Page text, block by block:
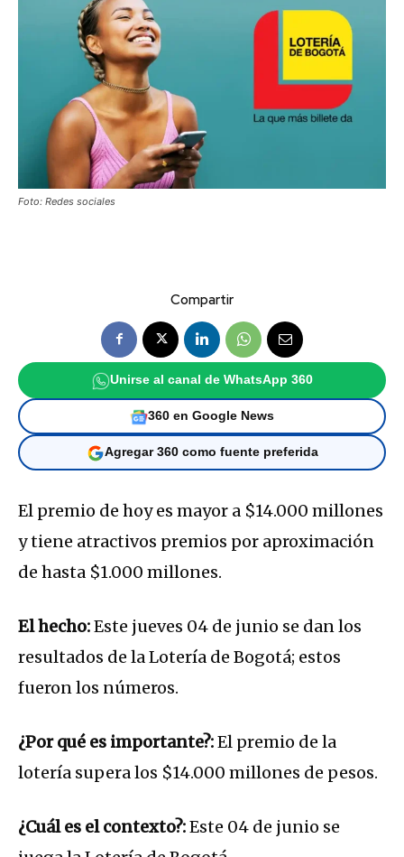
Foto: Redes sociales
Compartir
Unirse al canal de WhatsApp 360
360 en Google News
Agregar 360 como fuente preferida
El premio de hoy es mayor a $14.000 millones
y tiene atractivos premios por aproximación
de hasta $1.000 millones.
El hecho:Este jueves 04 de junio se dan los
resultados de la Lotería de Bogotá; estos
fueron los números.
¿Por qué es importante?:El premio de la
lotería supera los $14.000 millones de pesos.
¿Cuál es el contexto?:Este 04 de junio se